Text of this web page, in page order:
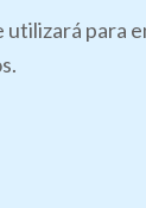
para